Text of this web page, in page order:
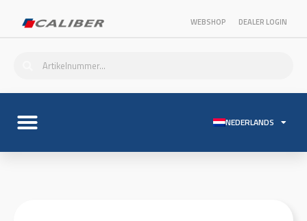
WEBSHOP DEALER LOGIN
NEDERLANDS